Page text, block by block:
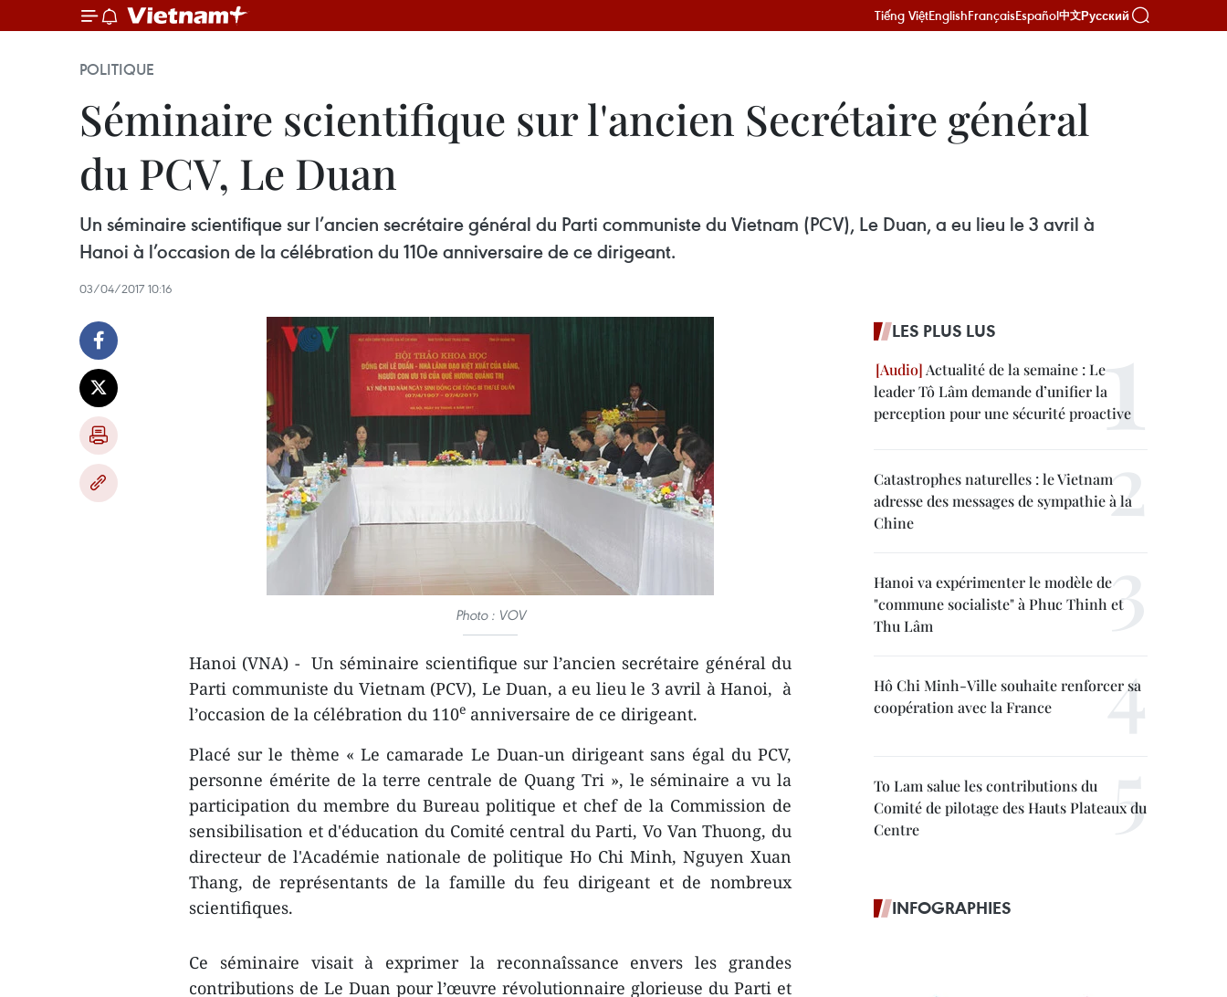
Tiếng ViệtEnglishFrançaisEspañol中文Русский
POLITIQUE
Séminaire scientifique sur l'ancien Secrétaire général
du PCV, Le Duan
Un séminaire scientifique sur l’ancien secrétaire général du Parti communiste du Vietnam (PCV), Le Duan, a eu lieu le 3 avril à
Hanoi à l’occasion de la célébration du 110e anniversaire de ce dirigeant.
03/04/2017 10:16
Photo : VOV
Hanoi (VNA) - Un séminaire scientifique sur l’ancien secrétaire général du
Parti communiste du Vietnam (PCV), Le Duan, a eu lieu le 3 avril à Hanoi, à
l’occasion de la célébration du 110e anniversaire de ce dirigeant.
Placé sur le thème « Le camarade Le Duan-un dirigeant sans égal du PCV,
personne émérite de la terre centrale de Quang Tri », le séminaire a ​vu la
participation du membre du Bureau politique et chef de la Commission de
sensibilisation et d'éducation du Comité central du Parti, Vo Van Thuong, du
directeur de l'Académie nationale de politique Ho Chi Minh, Nguyen Xuan
Thang, de représentants de la famille du feu dirigeant et de nombreux
scientifiques.
Ce séminaire ​visait à exprimer la reconnaîssan​ce envers les grandes
contributions de Le Duan pour l’œuvre révolutionnaire glorieuse du Parti et
LES PLUS LUS
Actualité de la semaine : Le
leader Tô Lâm demande d’unifier la
perception pour une sécurité proactive
Catastrophes naturelles : le Vietnam
adresse des messages de sympathie à la
Chine
Hanoi va expérimenter le modèle de
"commune socialiste" à Phuc Thinh et
Thu Lâm
Hô Chi Minh-Ville souhaite renforcer sa
coopération avec la France
To Lam salue les contributions du
Comité de pilotage des Hauts Plateaux du
Centre
INFOGRAPHIES